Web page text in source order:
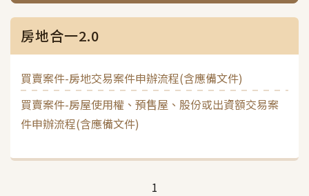
房地合一2.0
買賣案件-房地交易案件申辦流程(含應備文件)
買賣案件-房屋使用權、預售屋、股份或出資額交易案
件申辦流程(含應備文件)
1